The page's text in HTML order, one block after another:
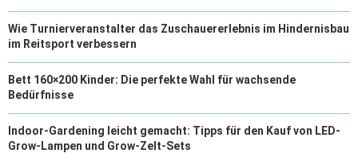
Wie Turnierveranstalter das Zuschauererlebnis im Hindernisbau
im Reitsport verbessern
Bett 160×200 Kinder: Die perfekte Wahl für wachsende
Bedürfnisse
Indoor-Gardening leicht gemacht: Tipps für den Kauf von LED-
Grow-Lampen und Grow-Zelt-Sets